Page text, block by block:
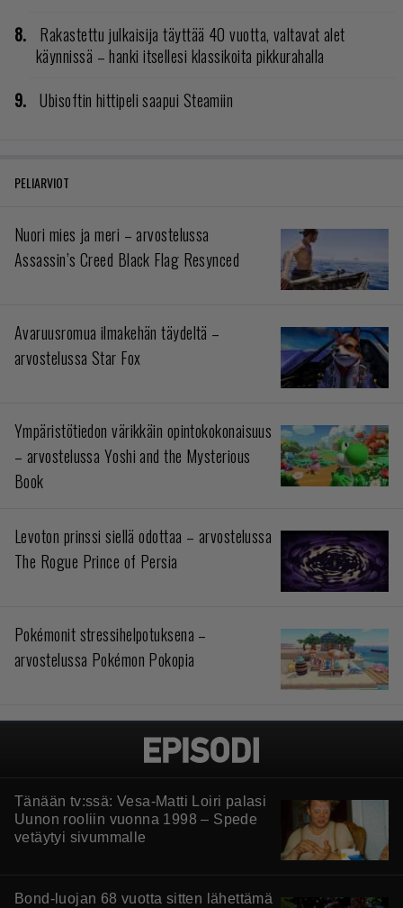
Rakastettu julkaisija täyttää 40 vuotta, valtavat alet
käynnissä – hanki itsellesi klassikoita pikkurahalla
Ubisoftin hittipeli saapui Steamiin
PELIARVIOT
Nuori mies ja meri – arvostelussa
Assassin’s Creed Black Flag Resynced
Avaruusromua ilmakehän täydeltä –
arvostelussa Star Fox
Ympäristötiedon värikkäin opintokokonaisuus
– arvostelussa Yoshi and the Mysterious
Book
Levoton prinssi siellä odottaa – arvostelussa
The Rogue Prince of Persia
Pokémonit stressihelpotuksena –
arvostelussa Pokémon Pokopia
Tänään tv:ssä: Vesa-Matti Loiri palasi
Uunon rooliin vuonna 1998 – Spede
vetäytyi sivummalle
Bond-luojan 68 vuotta sitten lähettämä